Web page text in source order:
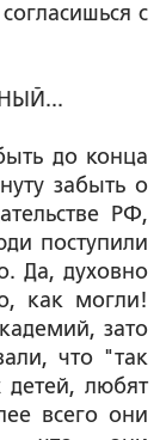
с
до конца
забыть о
РФ,
поступили
Да, духовно
как могли!
зато
что "так
любят
всего они